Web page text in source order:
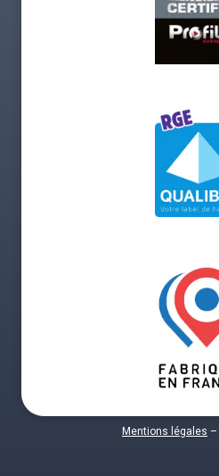
Mentions légales –